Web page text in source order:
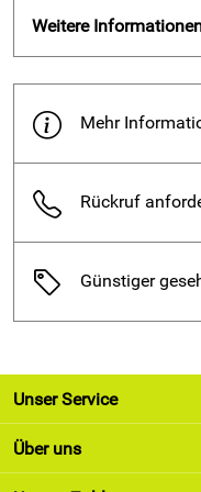
ummantelte
Grundausstattung
Kunststoffteile in
Kunststoffgleiter
höhenverstellbar
Rückstellautomatik -
Rollen erhältlich
Aluminiumfuß in
Weitere
Mehr
Rückruf
Günstiger
Unser Service
Kontakt
Newsletter
Über uns